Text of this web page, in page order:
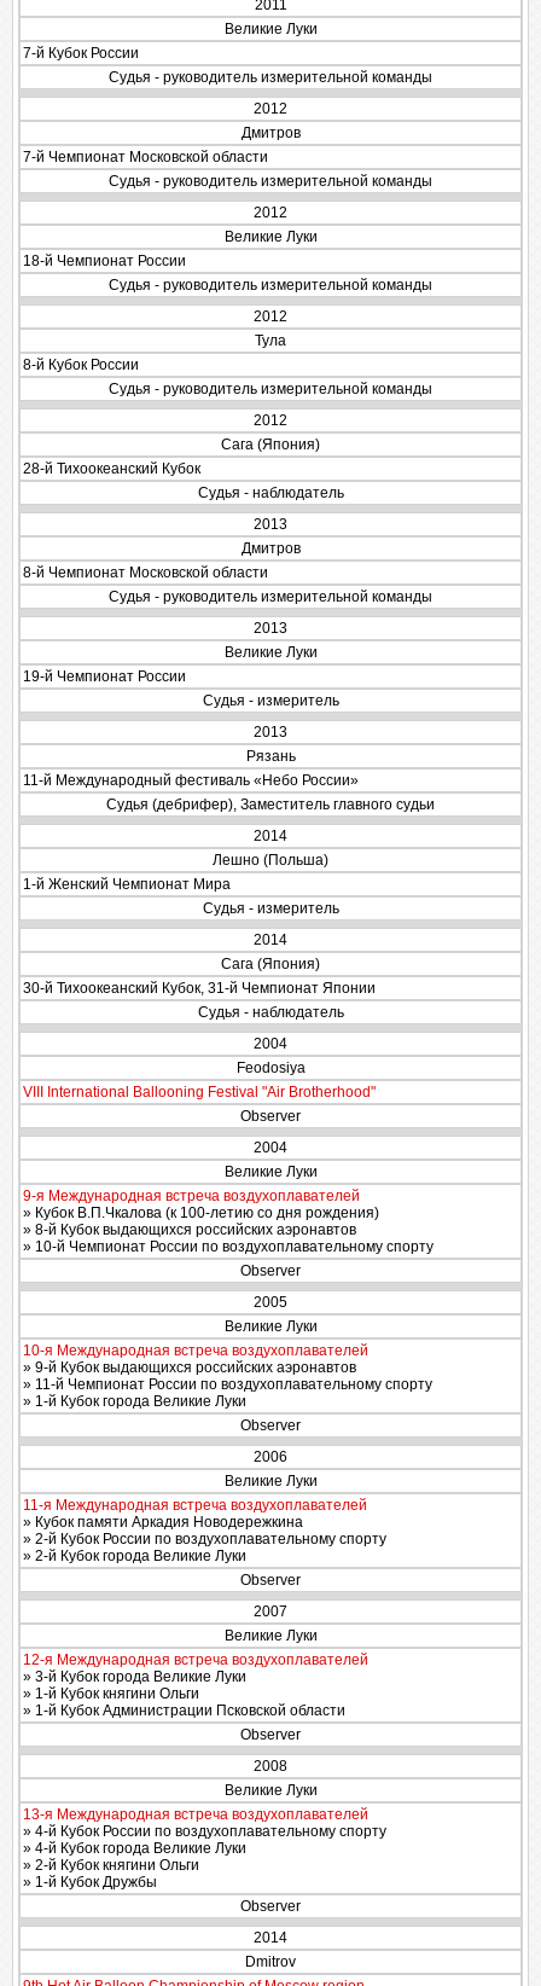
2011
Великие Луки
7-й Кубок России
Судья - руководитель измерительной команды
2012
Дмитров
7-й Чемпионат Московской области
Судья - руководитель измерительной команды
2012
Великие Луки
18-й Чемпионат России
Судья - руководитель измерительной команды
2012
Тула
8-й Кубок России
Судья - руководитель измерительной команды
2012
Сага (Япония)
28-й Тихоокеанский Кубок
Судья - наблюдатель
2013
Дмитров
8-й Чемпионат Московской области
Судья - руководитель измерительной команды
2013
Великие Луки
19-й Чемпионат России
Судья - измеритель
2013
Рязань
11-й Международный фестиваль «Небо России»
Судья (дебрифер), Заместитель главного судьи
2014
Лешно (Польша)
1-й Женский Чемпионат Мира
Судья - измеритель
2014
Сага (Япония)
30-й Тихоокеанский Кубок, 31-й Чемпионат Японии
Судья - наблюдатель
2004
Feodosiya
VIII International Ballooning Festival "Air Brotherhood"
Observer
2004
Великие Луки
9-я Международная встреча воздухоплавателей
» Кубок В.П.Чкалова (к 100-летию со дня рождения)
» 8-й Кубок выдающихся российских аэронавтов
» 10-й Чемпионат России по воздухоплавательному спорту
Observer
2005
Великие Луки
10-я Международная встреча воздухоплавателей
» 9-й Кубок выдающихся российских аэронавтов
» 11-й Чемпионат России по воздухоплавательному спорту
» 1-й Кубок города Великие Луки
Observer
2006
Великие Луки
11-я Международная встреча воздухоплавателей
» Кубок памяти Аркадия Новодережкина
» 2-й Кубок России по воздухоплавательному спорту
» 2-й Кубок города Великие Луки
Observer
2007
Великие Луки
12-я Международная встреча воздухоплавателей
» 3-й Кубок города Великие Луки
» 1-й Кубок княгини Ольги
» 1-й Кубок Администрации Псковской области
Observer
2008
Великие Луки
13-я Международная встреча воздухоплавателей
» 4-й Кубок России по воздухоплавательному спорту
» 4-й Кубок города Великие Луки
» 2-й Кубок княгини Ольги
» 1-й Кубок Дружбы
Observer
2014
Dmitrov